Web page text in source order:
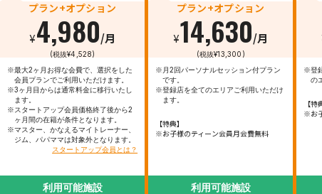
プラン+オプション
¥4,980/月
(税抜¥4,528)
※最大2ヶ月お得な会費で、選択をした
会員プランでご利用いただけます。
※3ヶ月目からは通常料金に移行いたし
ます。
※スタートアップ会員価格終了後から2
ヶ月間の在籍が条件となります。
※マスター、かなえるマイトレーナー、
ジム、パパママは対象外となります。
スタートアップ会員とは？
利用可能施設
プラン+オプション
¥14,630/月
(税抜¥13,300)
※月2回パーソナルセッション付プラン
です。
※登録店を全てのエリアご利用いただけ
ます。
【特典】
※お子様のティーン会員月会費無料
利用可能施設
※登
の
【特
※お